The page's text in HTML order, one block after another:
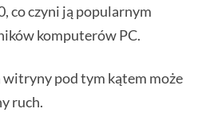
co czyni ją popularnym
komputerów PC.
pod tym kątem może
ruch.